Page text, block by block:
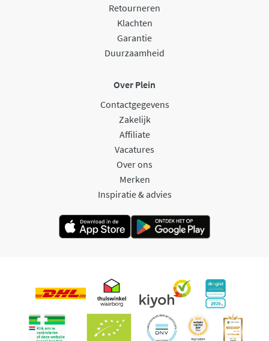
Retourneren
Klachten
Garantie
Duurzaamheid
Over Plein
Contactgegevens
Zakelijk
Affiliate
Vacatures
Over ons
Merken
Inspiratie & advies